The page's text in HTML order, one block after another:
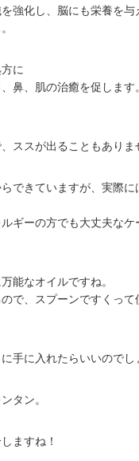
化し、脳にも栄養を与
に
、肌の治癒を促します
スが出ることもありま
できていますが、実際に
ギーの方でも大丈夫なケ
能なオイルですね。
で、スプーンですくって
手に入れたらいいのでし
タン。
ますね！